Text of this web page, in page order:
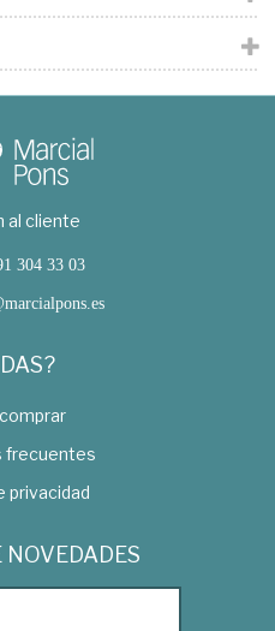
al cliente
304 33 03
frecuentes
privacidad
NOVEDADES